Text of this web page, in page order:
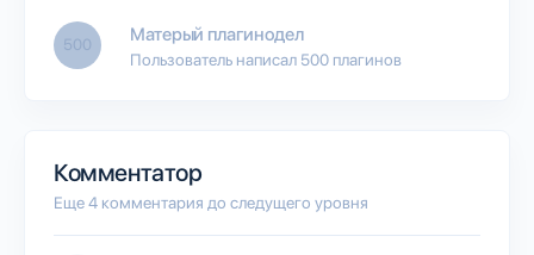
500 Матерый плагинодел
Пользователь написал 500 плагинов
Комментатор
Еще 4 комментария до следущего уровня